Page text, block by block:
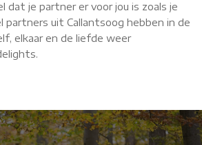
dat je partner er voor jou is zoals je
partners uit Callantsoog hebben in de
elkaar en de liefde weer